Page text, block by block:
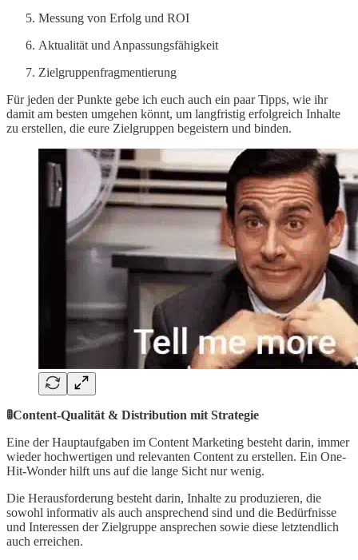
Messung von Erfolg und ROI
Aktualität und Anpassungsfähigkeit
Zielgruppenfragmentierung
Für jeden der Punkte gebe ich euch auch ein paar Tipps, wie ihr
damit am besten umgehen könnt, um langfristig erfolgreich Inhalte
zu erstellen, die eure Zielgruppen begeistern und binden.
🚦Content-Qualität & Distribution mit Strategie
Eine der Hauptaufgaben im Content Marketing besteht darin, immer
wieder hochwertigen und relevanten Content zu erstellen. Ein One-
Hit-Wonder hilft uns auf die lange Sicht nur wenig.
Die Herausforderung besteht darin, Inhalte zu produzieren, die
sowohl informativ als auch ansprechend sind und die Bedürfnisse
und Interessen der Zielgruppe ansprechen sowie diese letztendlich
auch erreichen.